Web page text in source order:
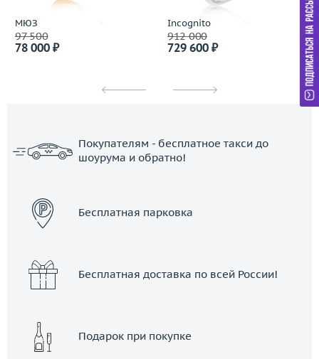
МЮЗ
97 500
78 000 ₽
Incognito
912 000
729 600 ₽
Покупателям - бесплатное такси до
шоурума и обратно!
Бесплатная парковка
Бесплатная доставка по всей России!
Подарок при покупке